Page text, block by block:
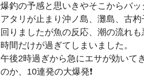
爆釣の予感と思いきやそこからバッ
アタリが止まり沖ノ島、灘島、古杓
回りましたが魚の反応、潮の流れも
時間だけが過ぎてしまいました。
午後2時過ぎから急にエサが効いて
のか、10連発の大爆発❗️